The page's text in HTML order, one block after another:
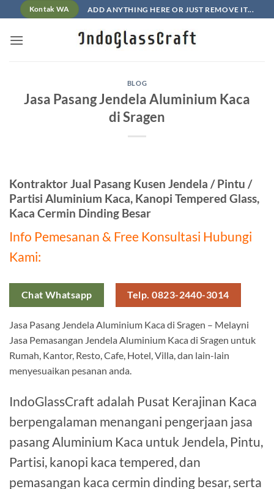
to
content
Kontak WA ADD ANYTHING HERE OR JUST REMOVE IT...
BLOG
Jasa Pasang Jendela Aluminium Kaca
di Sragen
Kontraktor Jual Pasang Kusen Jendela / Pintu /
Partisi Aluminium Kaca, Kanopi Tempered Glass,
Kaca Cermin Dinding Besar
Info Pemesanan & Free Konsultasi Hubungi
Kami:
Chat Whatsapp Telp. 0823-2440-3014
Jasa Pasang Jendela Aluminium Kaca di Sragen – Melayni
Jasa Pemasangan Jendela Aluminium Kaca di Sragen untuk
Rumah, Kantor, Resto, Cafe, Hotel, Villa, dan lain-lain
menyesuaikan pesanan anda.
IndoGlassCraft adalah Pusat Kerajinan Kaca
berpengalaman menangani pengerjaan jasa
pasang Aluminium Kaca untuk Jendela, Pintu,
Partisi, kanopi kaca tempered, dan
pemasangan kaca cermin dinding besar, serta